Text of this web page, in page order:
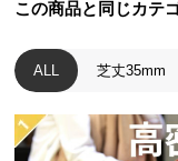
梱
置
サ
ー
ビ
この商品と同じカテ
ALL 芝丈35mm